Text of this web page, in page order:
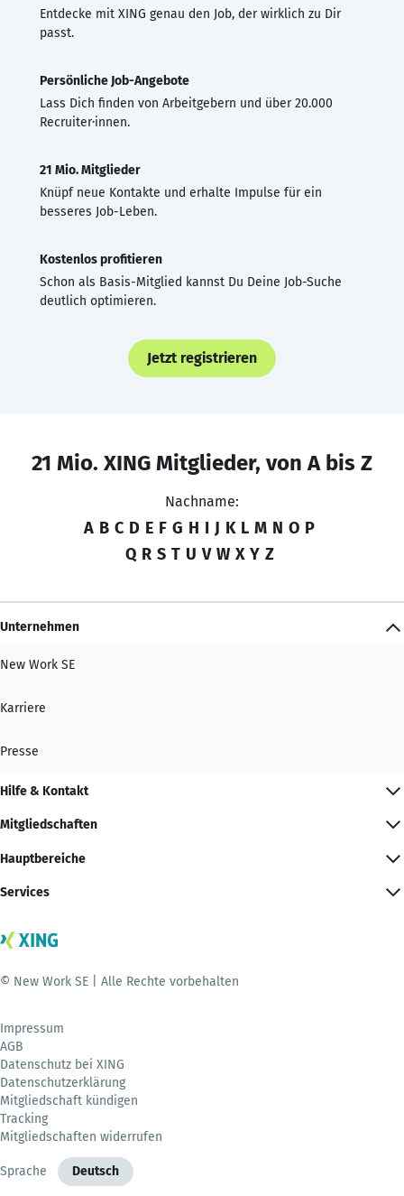
Entdecke mit XING genau den Job, der wirklich zu Dir
passt.
Persönliche Job-Angebote
Lass Dich finden von Arbeitgebern und über 20.000
Recruiter·innen.
21 Mio. Mitglieder
Knüpf neue Kontakte und erhalte Impulse für ein
besseres Job-Leben.
Kostenlos profitieren
Schon als Basis-Mitglied kannst Du Deine Job-Suche
deutlich optimieren.
Jetzt registrieren
21 Mio. XING Mitglieder, von A bis Z
Nachname:
A B C D E F G H I J K L M N O P
Q R S T U V W X Y Z
Unternehmen
New Work SE
Karriere
Presse
Hilfe & Kontakt
Mitgliedschaften
Hauptbereiche
Services
© New Work SE | Alle Rechte vorbehalten
Impressum
AGB
Datenschutz bei XING
Datenschutzerklärung
Mitgliedschaft kündigen
Tracking
Mitgliedschaften widerrufen
Sprache Deutsch